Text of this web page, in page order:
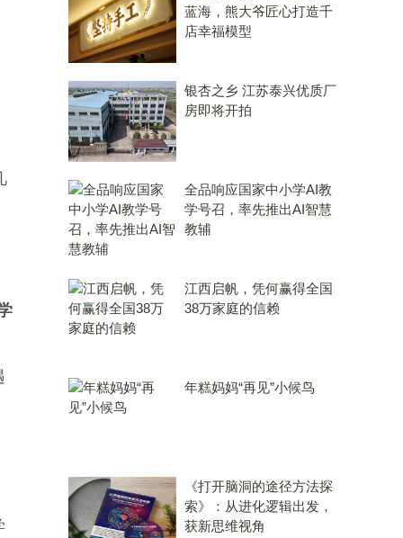
蓝海，熊大爷匠心打造千
店幸福模型
银杏之乡 江苏泰兴优质厂
房即将开拍
全品响应国家中小学AI教
学号召，率先推出AI智慧
教辅
江西启帆，凭何赢得全国
38万家庭的信赖
年糕妈妈“再见”小候鸟
《打开脑洞的途径方法探
索》：从进化逻辑出发，
获新思维视角